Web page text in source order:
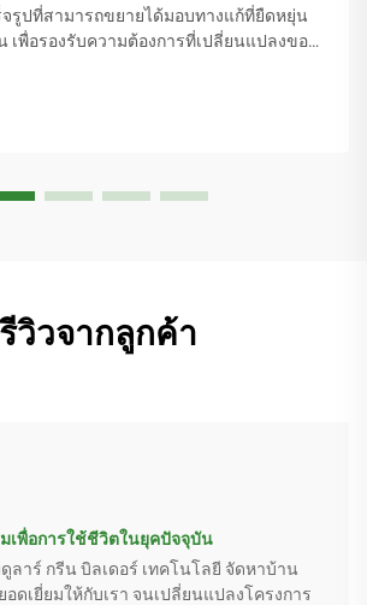
รูปที่สามารถขยายได้มอบทางแก้ที่ยืดหยุ่น
พื่อรองรับความต้องการที่เปลี่ยนแปลงของ
ายได้สูงสุดถึง 60% เมื่อเทียบกับการปรับปรุง
ที่อยู่อาศัยอัจฉริยะที่สามารถขยายได้ในทันที
วิวจากลูกค้า
เพื่อการใช้ชีวิตในยุคปัจจุบัน
ลาร์ กรีน บิลเดอร์ เทคโนโลยี จัดหาบ้าน
ดเยี่ยมให้กับเรา จนเปลี่ยนแปลงโครงการ